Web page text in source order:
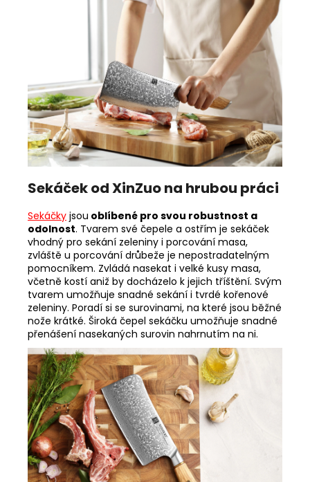
Sekáček od XinZuo na hrubou práci
Sekáčky jsou oblíbené pro svou robustnost a
odolnost. Tvarem své čepele a ostřím je sekáček
vhodný pro sekání zeleniny i porcování masa,
zvláště u porcování drůbeže je nepostradatelným
pomocníkem. Zvládá nasekat i velké kusy masa,
včetně kostí aniž by docházelo k jejich tříštění. Svým
tvarem umožňuje snadné sekání i tvrdé kořenové
zeleniny. Poradí si se surovinami, na které jsou běžné
nože krátké. Široká čepel sekáčku umožňuje snadné
přenášení nasekaných surovin nahrnutím na ni.